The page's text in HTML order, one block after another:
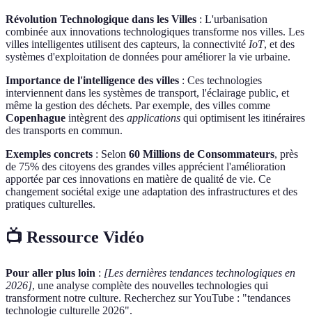
Révolution Technologique dans les Villes : L'urbanisation
combinée aux innovations technologiques transforme nos villes. Les
villes intelligentes utilisent des capteurs, la connectivité IoT, et des
systèmes d'exploitation de données pour améliorer la vie urbaine.
Importance de l'intelligence des villes : Ces technologies
interviennent dans les systèmes de transport, l'éclairage public, et
même la gestion des déchets. Par exemple, des villes comme
Copenhague intègrent des applications qui optimisent les itinéraires
des transports en commun.
Exemples concrets : Selon 60 Millions de Consommateurs, près
de 75% des citoyens des grandes villes apprécient l'amélioration
apportée par ces innovations en matière de qualité de vie. Ce
changement sociétal exige une adaptation des infrastructures et des
pratiques culturelles.
📺 Ressource Vidéo
Pour aller plus loin : [Les dernières tendances technologiques en
2026], une analyse complète des nouvelles technologies qui
transforment notre culture. Recherchez sur YouTube : "tendances
technologie culturelle 2026".